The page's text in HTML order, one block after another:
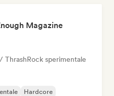
Magazine
ThrashRock sperimentale
Hardcore